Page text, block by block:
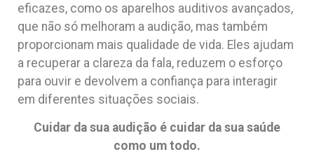
eficazes, como os aparelhos auditivos avançados,
que não só melhoram a audição, mas também
proporcionam mais qualidade de vida. Eles ajudam
a recuperar a clareza da fala, reduzem o esforço
para ouvir e devolvem a confiança para interagir
em diferentes situações sociais.
Cuidar da sua audição é cuidar da sua saúde
como um todo.